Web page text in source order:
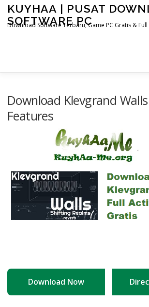
Skip
content
KUYHAA | PUSAT
SOFTWARE PC
Download Software Terbaru, Game PC Gratis &
OTHER PAGES
Download Klevgrand
Features
Download Now